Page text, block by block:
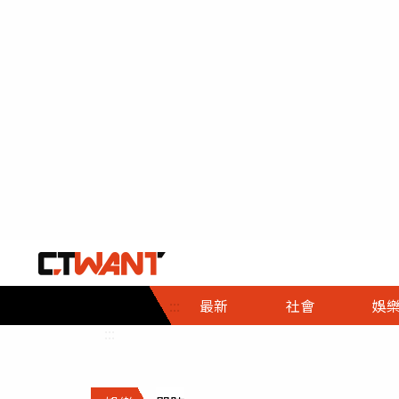
::: 最新 社會
社會首頁
時事
調查
娛樂
娛樂首頁
即時
財經首頁
熱線
政